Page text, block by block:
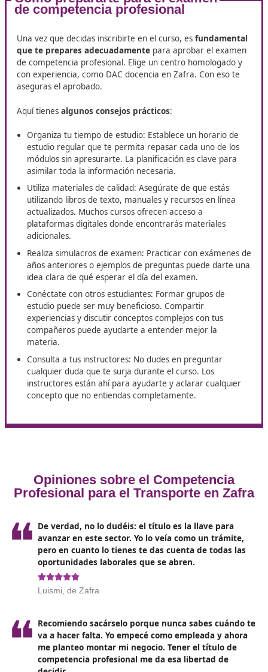
El título de competencia profesional de transporte es
habilidades y conocimientos necesarios para
sector del transporte. Esta competencia es
solo para mejorar la seguridad y la eficiencia en las
operaciones, sino también para cumplir con las
la legislación española.
Poco a poco, en el sector se prevé que las
sector del transporte sean más estrictas, lo que
más importante contar con este título. El curso está
para formarte en aspectos técnicos y prácticos del
transporte, abarcando temas desde la gestión
la normativa sobre seguridad vial. Esto asegura que los
profesionales estén bien preparados para enfrentar
del sector.
Si tienes poco tiempo y quieres hacer la preparación
el curso online de 110 horas de DAC docencia es ideal.
Cómo prepararte para el examen
de competencia profesional
Una vez que decidas inscribirte en el curso, es
con experiencia, como DAC docencia en Zafra. Con
aseguras el aprobado.
Organiza tu tiempo de estudio: Establece un
estudio regular que te permita repasar cada uno
módulos sin apresurarte. La planificación es clave
asimilar toda la información necesaria.
utilizando libros de texto, manuales y recursos en
actualizados. Muchos cursos ofrecen acceso a
plataformas digitales donde encontrarás materiales
adicionales.